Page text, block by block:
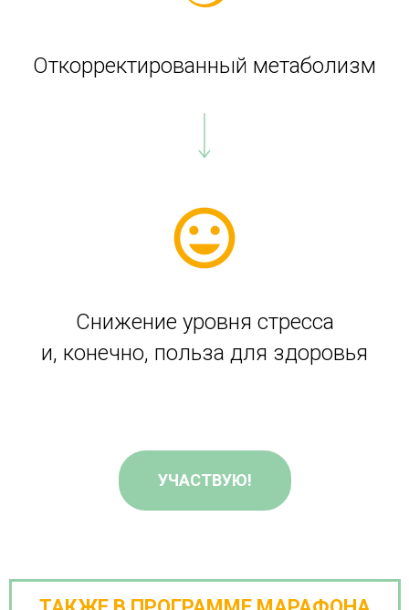
Откорректированный метаболизм
Снижение уровня стресса
и, конечно, польза для здоровья
УЧАСТВУЮ!